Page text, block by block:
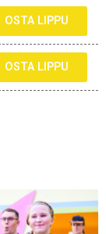
OSTA LIPPU
OSTA LIPPU